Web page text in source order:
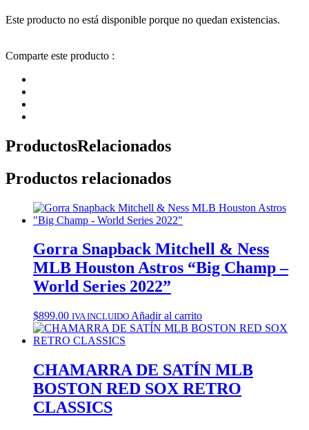
Este producto no está disponible porque no quedan existencias.
Comparte este producto :
ProductosRelacionados
Productos relacionados
Gorra Snapback Mitchell & Ness
MLB Houston Astros “Big Champ –
World Series 2022”
$899.00 IVA INCLUIDO Añadir al carrito
CHAMARRA DE SATÍN MLB
BOSTON RED SOX RETRO
CLASSICS